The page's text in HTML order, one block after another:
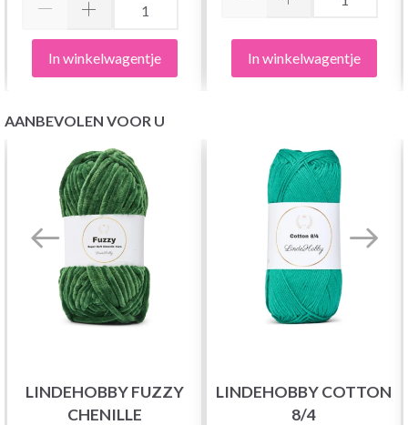
In winkelwagentje In winkelwagentje
AANBEVOLEN VOOR U
LINDEHOBBY FUZZY
CHENILLE
LINDEHOBBY COTTON
8/4